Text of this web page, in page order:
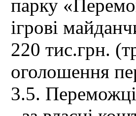
парку
ігрові
220 тис.грн.
оголошення
3.5.